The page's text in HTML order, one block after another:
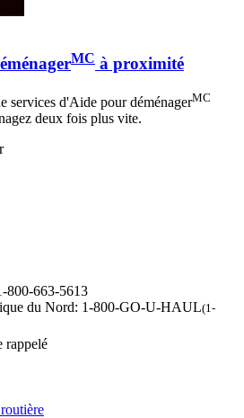
MC à proximité
services d'Aide pour déménagerMC
deux fois plus vite.
800-663-5613
du Nord: 1-800-GO-U-HAUL(1-
rappelé